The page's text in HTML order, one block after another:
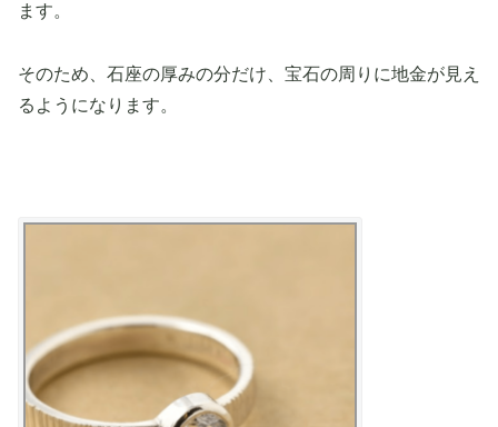
ます。
そのため、石座の厚みの分だけ、宝石の周りに地金が見え
るようになります。